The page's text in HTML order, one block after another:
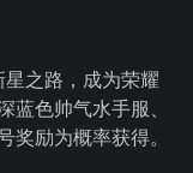
之路，成为荣耀
蓝色帅气水手服、
奖励为概率获得。